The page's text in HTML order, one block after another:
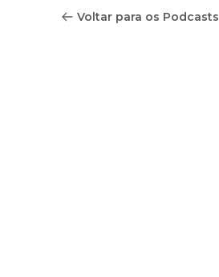
Voltar para os Podcasts